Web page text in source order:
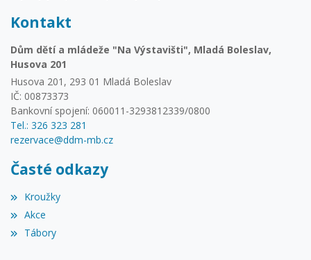
Kontakt
Dům dětí a mládeže "Na Výstavišti", Mladá Boleslav,
Husova 201
Husova 201, 293 01 Mladá Boleslav
IČ: 00873373
Bankovní spojení: 060011-3293812339/0800
Tel.: 326 323 281
rezervace@ddm-mb.cz
Časté odkazy
Kroužky
Akce
Tábory